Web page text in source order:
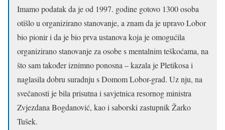
Imamo podatak da je od 1997. godine gotovo 1300 osoba
otišlo u organizirano stanovanje, a znam da je upravo Lobor
bio pionir i da je bio prva ustanova koja je omogućila
organizirano stanovanje za osobe s mentalnim teškoćama, na
što sam također iznimno ponosna – kazala je Pletikosa i
naglasila dobru suradnju s Domom Lobor-grad. Uz nju, na
svečanosti je bila prisutna i savjetnica resornog ministra
Zvjezdana Bogdanović, kao i saborski zastupnik Žarko
Tušek.